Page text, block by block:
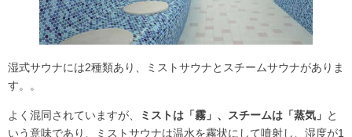
湿式サウナには2種類あり、ミストサウナとスチームサウナがありま
す。。
よく混同されていますが、 ミストは「霧」、スチームは「蒸気」 と
いう意味であり、ミストサウナは温水を霧状にして噴射し、湿度が1